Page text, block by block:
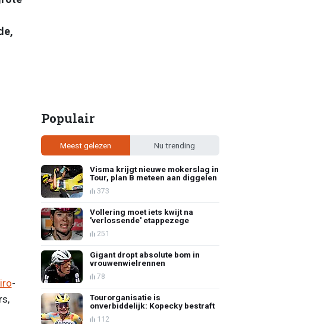
-
Populair
Meest gelezen Nu trending
Visma krijgt nieuwe mokerslag in
Tour, plan B meteen aan diggelen
373
Vollering moet iets kwijt na
'verlossende' etappezege
251
Gigant dropt absolute bom in
vrouwenwielrennen
78
Tourorganisatie is
onverbiddelijk: Kopecky bestraft
112